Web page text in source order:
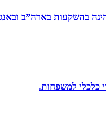
בהשקעות בארה”ב